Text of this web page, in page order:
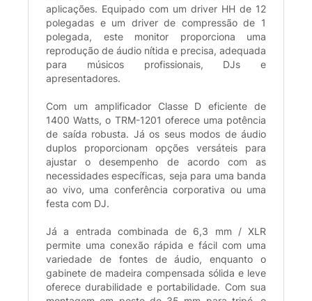
aplicações. Equipado com um driver HH de 12
polegadas e um driver de compressão de 1
polegada, este monitor proporciona uma
reprodução de áudio nítida e precisa, adequada
para músicos profissionais, DJs e
apresentadores.
Com um amplificador Classe D eficiente de
1400 Watts, o TRM-1201 oferece uma potência
de saída robusta. Já os seus modos de áudio
duplos proporcionam opções versáteis para
ajustar o desempenho de acordo com as
necessidades específicas, seja para uma banda
ao vivo, uma conferência corporativa ou uma
festa com DJ.
Já a entrada combinada de 6,3 mm / XLR
permite uma conexão rápida e fácil com uma
variedade de fontes de áudio, enquanto o
gabinete de madeira compensada sólida e leve
oferece durabilidade e portabilidade. Com sua